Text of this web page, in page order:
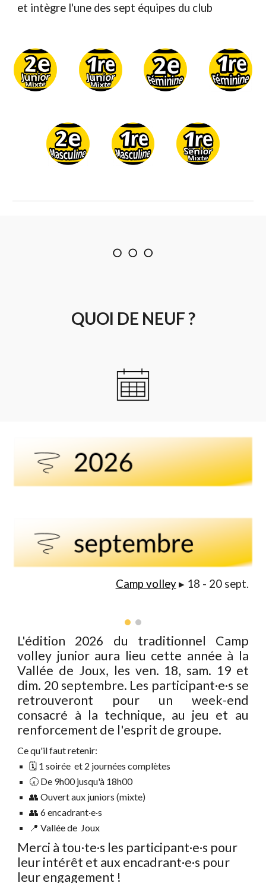
et intègre l'une des sept équipes du club
QUOI DE NEUF ?
Camp volley ▸ 18 - 20sept.
L'édition 2026 du traditionnel Camp
volley junior aura lieu cette année à la
Vallée de Joux, les ven. 18, sam. 19et
dim. 20septembre. Les participant·e·s se
retrouveront pour un week-end
consacré à la technique, au jeu et au
renforcement de l'esprit de groupe.
Ce qu'il faut retenir:
🗓️ 1 soirée et 2 journées complètes
🕢 De 9h00 jusqu'à 18h00
👥Ouvert aux juniors (mixte)
👥 6 encadrant·e·s
📍Vallée de Joux
Merci à tou·te·s les participant·e·s pour
leur intérêt et aux encadrant·e·s pour
leur engagement !